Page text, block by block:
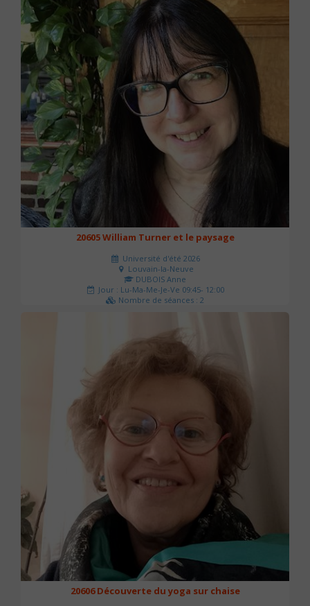
20605 William Turner et le paysage
Université d'été 2026
Louvain-la-Neuve
DUBOIS Anne
Jour : Lu-Ma-Me-Je-Ve 09:45- 12:00
Nombre de séances : 2
20606 Découverte du yoga sur chaise